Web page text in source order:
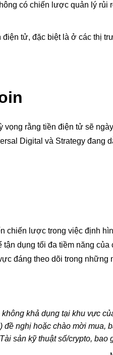
có chiến lược quản lý rủi
điện tử, đặc biệt là ở các thị
rằng tiền điện tử sẽ
Digital và Strategy đang
chiến lược trong việc định
dụng tối đa tiềm năng của
đáng theo dõi trong những
khả dụng tại khu vực
nghị hoặc chào mời mua,
sản kỹ thuật số/crypto, bao
giao dịch hoặc nắm giữ